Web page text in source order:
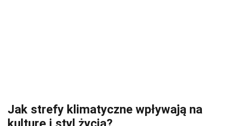
Jak strefy klimatyczne wpływają na